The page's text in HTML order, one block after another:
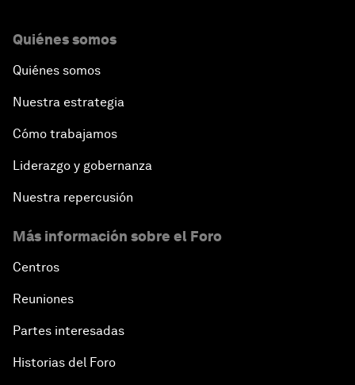
Quiénes somos
Quiénes somos
Nuestra estrategia
Cómo trabajamos
Liderazgo y gobernanza
Nuestra repercusión
Más información sobre el Foro
Centros
Reuniones
Partes interesadas
Historias del Foro